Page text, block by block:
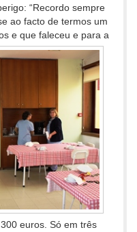
“Recordo sempre
ao facto de termos um
e que faleceu e para a
euros. Só em três